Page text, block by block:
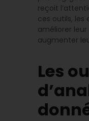
reçoit
ces outils, les
améliorer
augmenter
Les